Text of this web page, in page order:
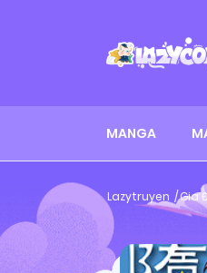
MANGA
Lazytruyen Gia